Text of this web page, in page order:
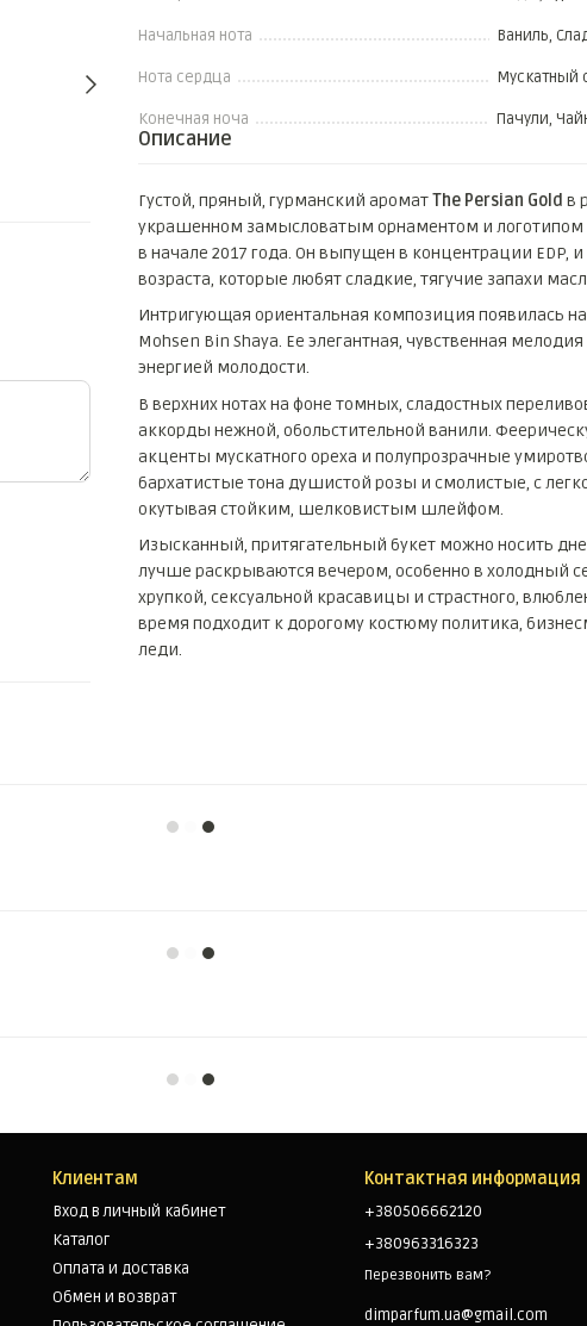
Начальная нота Ваниль,
Нота сердца Мускатный
Конечная ноча Пачули,
Описание
Густой, пряный, гурманский ароматThe Persian Gold в
украшенном замысловатым орнаментом и логотипом
в начале 2017 года. Он выпущен в концентрации
возраста, которые любят сладкие, тягучие запахи
Интригующая ориентальная композиция появилась
Mohsen Bin Shaya. Ее элегантная, чувственная
энергией молодости.
В верхних нотах на фоне томных, сладостных
аккорды нежной, обольстительной ванили.
акценты мускатного ореха и полупрозрачные
бархатистые тона душистой розы и смолистые, с
окутывая стойким, шелковистым шлейфом.
Изысканный, притягательный букет можно носить
лучше раскрываются вечером, особенно в холодный
хрупкой, сексуальной красавицы и страстного,
время подходит к дорогому костюму политика,
леди.
Клиентам
Вход в личный кабинет
Каталог
Оплата и доставка
Обмен и возврат
Контактная информация
+380506662120
+380963316323
Перезвонить вам?
dimparfum.ua@gmail.com